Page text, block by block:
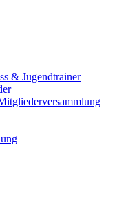
& Jugendtrainer